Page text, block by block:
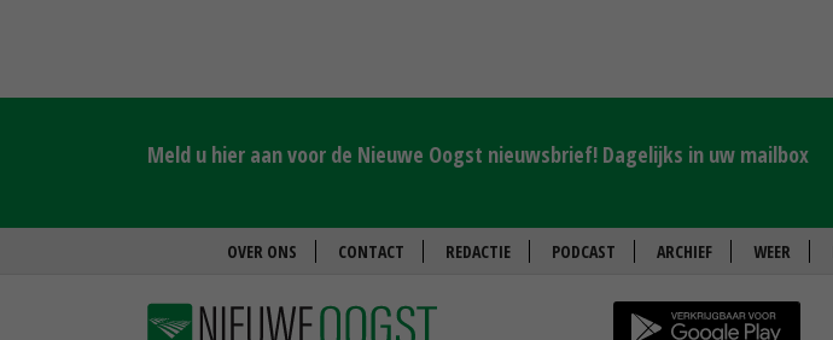
Meld u hier aan voor de Nieuwe Oogst nieuwsbrief! Dagelijks in uw mailbox
OVER ONS CONTACT REDACTIE PODCAST ARCHIEF WEER